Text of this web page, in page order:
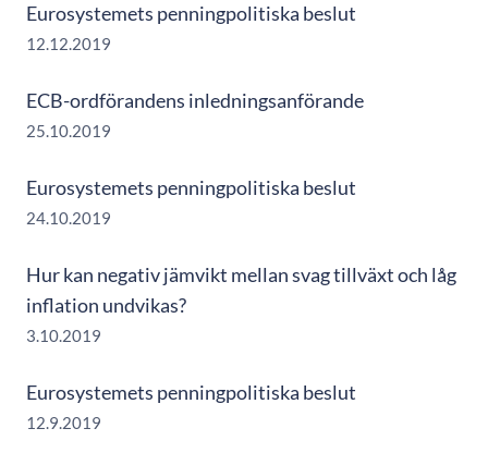
Eurosystemets penningpolitiska beslut
12.12.2019
ECB-ordförandens inledningsanförande
25.10.2019
Eurosystemets penningpolitiska beslut
24.10.2019
Hur kan negativ jämvikt mellan svag tillväxt och låg
inflation undvikas?
3.10.2019
Eurosystemets penningpolitiska beslut
12.9.2019